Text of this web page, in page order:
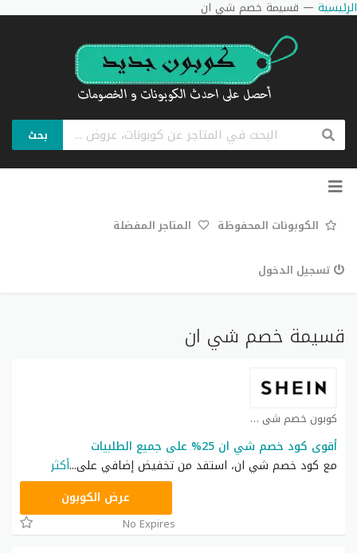
الرئيسية — قسيمة خصم شي ان
بحث
تخطي
الكوبونات المحفوظة المتاجر المفضلة
تسجيل الدخول
قسيمة خصم شي ان
كوبون خصم شي ان كوبون
أقوى كود خصم شي ان 25% على جميع الطلبيات
مع كود خصم شي ان، استفد من تخفيض إضافي على...أكثر
عرض الكوبون
No Expires